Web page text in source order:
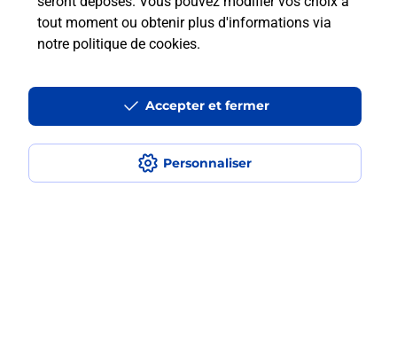
tout moment ou obtenir plus d'informations via
notre politique de cookies.
Personnaliser
Accepter et fermer
Quel est le prix d’une numérisation ?